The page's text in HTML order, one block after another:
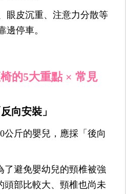
眼皮沉重、注意力分散等
邊停車。
的5大重點 × 常見
向安裝」
公斤的嬰兒，應採「後向
了避免嬰幼兒的頸椎被強
頭部比較大、頸椎也尚未